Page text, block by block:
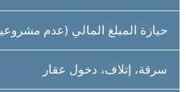
حيازة المبلغ المالي (عدم
سرقة، إتلاف، دخول عقار